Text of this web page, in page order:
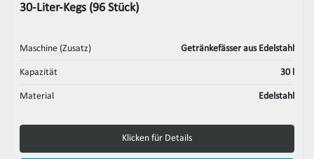
30-Liter-Kegs (96 Stück)
Maschine (Zusatz) Getränkefässer aus Edelstahl
Kapazität 30 l
Material Edelstahl
Klicken für Details